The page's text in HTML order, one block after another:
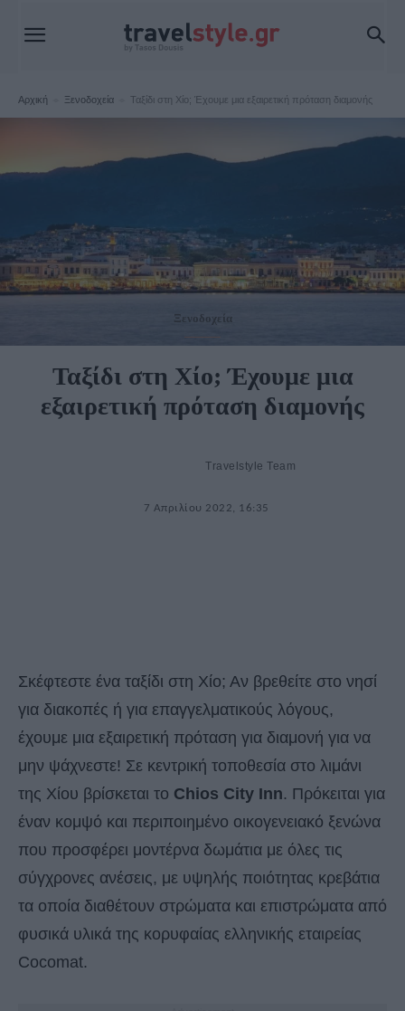
Αρχική Ξενοδοχεία Ταξίδι στη Χίο; Έχουμε μια εξαιρετική πρόταση διαμονής
Ξενοδοχεία
Ταξίδι στη Χίο; Έχουμε μια
εξαιρετική πρόταση διαμονής
Travelstyle Team
7 Απριλίου 2022, 16:35
Σκέφτεστε ένα ταξίδι στη Χίο; Αν βρεθείτε στο νησί
για διακοπές ή για επαγγελματικούς λόγους,
έχουμε μια εξαιρετική πρόταση για διαμονή για να
μην ψάχνεστε! Σε κεντρική τοποθεσία στο λιμάνι
της Χίου βρίσκεται το Chios City Inn. Πρόκειται για
έναν κομψό και περιποιημένο οικογενειακό ξενώνα
που προσφέρει μοντέρνα δωμάτια με όλες τις
σύγχρονες ανέσεις, με υψηλής ποιότητας κρεβάτια
τα οποία διαθέτουν στρώματα και επιστρώματα από
φυσικά υλικά της κορυφαίας ελληνικής εταιρείας
Cocomat.